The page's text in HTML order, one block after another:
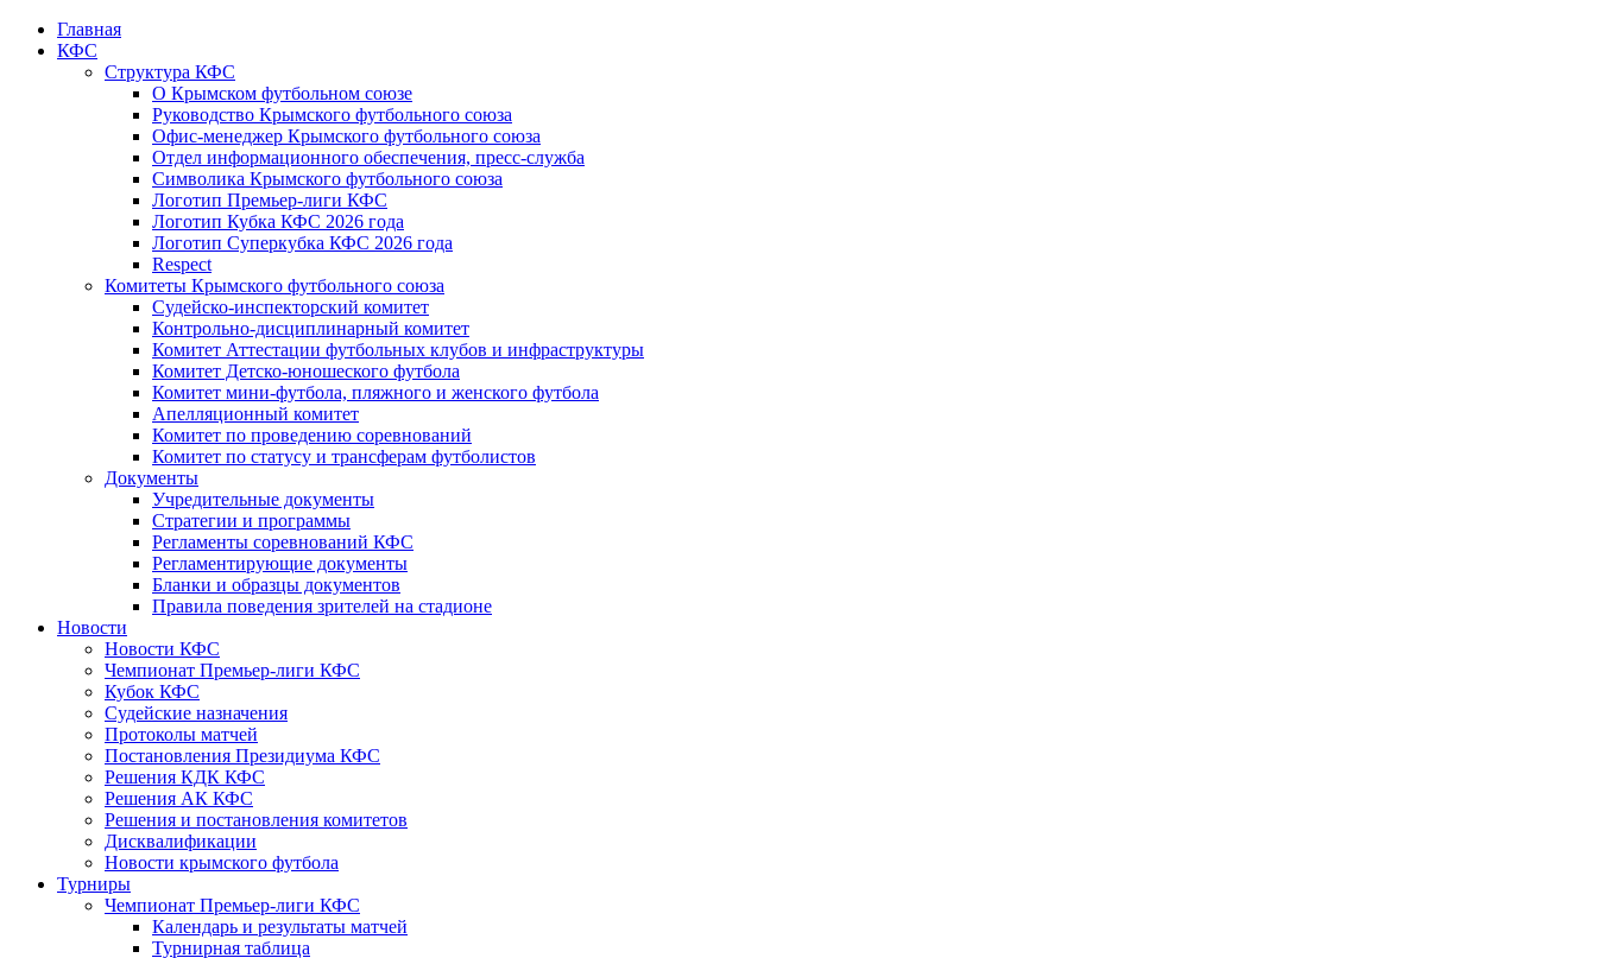
Главная
КФС
Структура КФС
О Крымском футбольном союзе
Руководство Крымского футбольного союза
Офис-менеджер Крымского футбольного союза
Отдел информационного обеспечения, пресс-служба
Символика Крымского футбольного союза
Логотип Премьер-лиги КФС
Логотип Кубка КФС 2026 года
Логотип Суперкубка КФС 2026 года
Respect
Комитеты Крымского футбольного союза
Судейско-инспекторский комитет
Контрольно-дисциплинарный комитет
Комитет Аттестации футбольных клубов и инфраструктуры
Комитет Детско-юношеского футбола
Комитет мини-футбола, пляжного и женского футбола
Апелляционный комитет
Комитет по проведению соревнований
Комитет по статусу и трансферам футболистов
Документы
Учредительные документы
Стратегии и программы
Регламенты соревнований КФС
Регламентирующие документы
Бланки и образцы документов
Правила поведения зрителей на стадионе
Новости
Новости КФС
Чемпионат Премьер-лиги КФС
Кубок КФС
Судейские назначения
Протоколы матчей
Постановления Президиума КФС
Решения КДК КФС
Решения АК КФС
Решения и постановления комитетов
Дисквалификации
Новости крымского футбола
Турниры
Чемпионат Премьер-лиги КФС
Календарь и результаты матчей
Турнирная таблица